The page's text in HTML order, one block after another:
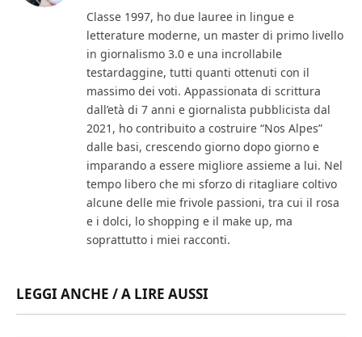
Classe 1997, ho due lauree in lingue e
letterature moderne, un master di primo livello
in giornalismo 3.0 e una incrollabile
testardaggine, tutti quanti ottenuti con il
massimo dei voti. Appassionata di scrittura
dall’età di 7 anni e giornalista pubblicista dal
2021, ho contribuito a costruire “Nos Alpes”
dalle basi, crescendo giorno dopo giorno e
imparando a essere migliore assieme a lui. Nel
tempo libero che mi sforzo di ritagliare coltivo
alcune delle mie frivole passioni, tra cui il rosa
e i dolci, lo shopping e il make up, ma
soprattutto i miei racconti.
LEGGI ANCHE / A LIRE AUSSI